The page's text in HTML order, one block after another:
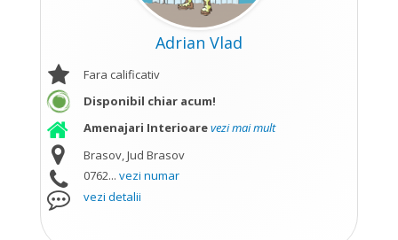
Adrian Vlad
Fara calificativ
Disponibil chiar acum!
Amenajari Interioarevezi mai mult
Brasov, Jud Brasov
0762... vezi numar
vezi detalii